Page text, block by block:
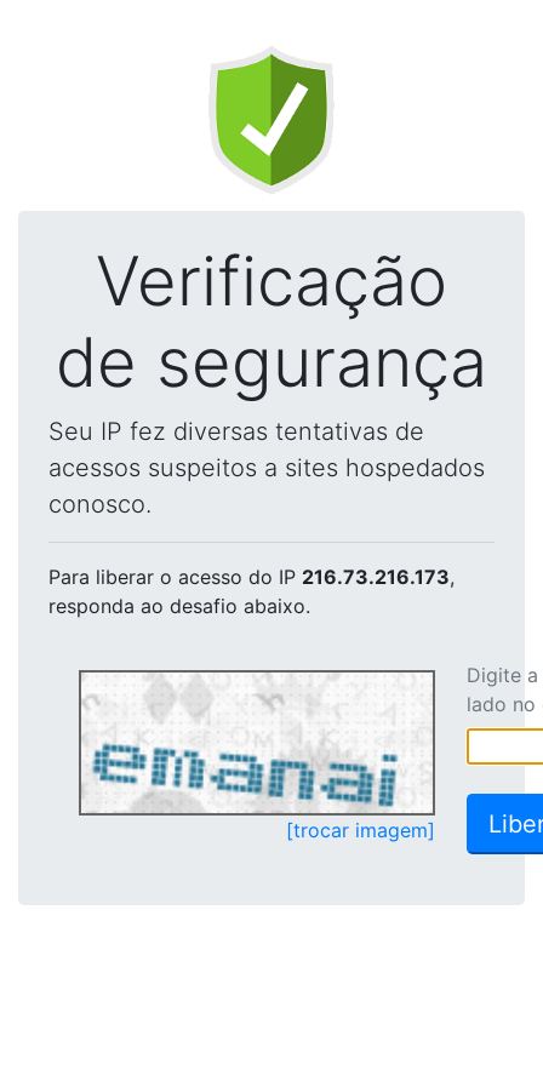
Verificação
de segurança
Seu IP fez diversas tentativas de
acessos suspeitos a sites hospedados
conosco.
Para liberar o acesso do IP 216.73.216.173,
responda ao desafio abaixo.
[trocar imagem]
Digite
lado no